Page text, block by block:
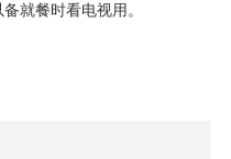
就餐时看电视用。